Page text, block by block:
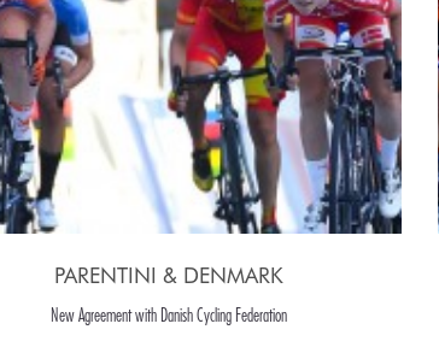
PARENTINI & DENMARK
New Agreement with Danish Cycling Federation